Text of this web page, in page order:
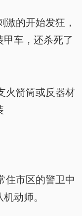
的开始发狂，
车，还杀死了
火箭筒或反器材
市区的警卫中
动师。